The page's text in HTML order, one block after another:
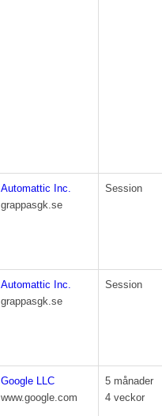
Automattic Inc.
grappasgk.se
Session
Automattic Inc.
grappasgk.se
Session
Google LLC
www.google.com
5 månader
4 veckor